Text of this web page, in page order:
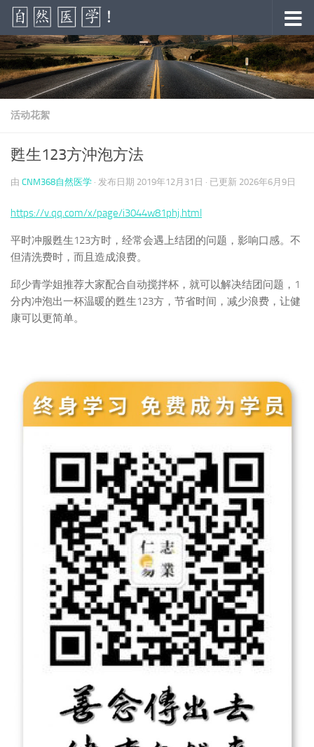
跳至内容
活动花絮
甦生123方沖泡方法
由 CNM368自然医学 · 发布日期 2019年12月31日 · 已更新 2026年6月9日
https://v.qq.com/x/page/i3044w81phj.html
平时冲服甦生123方时，经常会遇上结团的问题，影响口感。不
但清洗费时，而且造成浪费。
邱少青学姐推荐大家配合自动搅拌杯，就可以解决结团问题，1
分内冲泡出一杯温暖的甦生123方，节省时间，减少浪费，让健
康可以更简单。